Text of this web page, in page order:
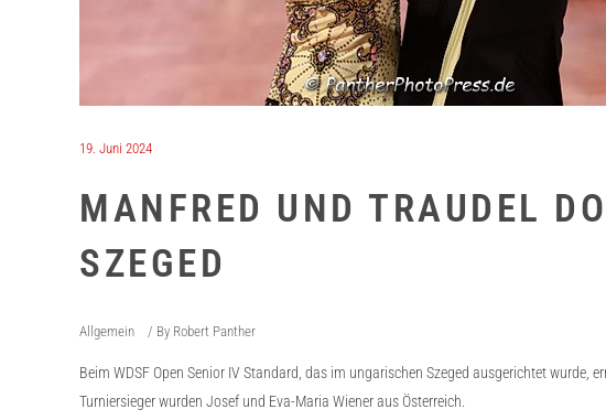
19. Juni 2024
MANFRED UND TRAUDEL
SZEGED
Allgemein By Robert Panther
Beim WDSF Open Senior IV Standard, das im ungarischen Szeged ausgerichtet wurde,
Turniersieger wurden Josef und Eva-Maria Wiener aus Österreich.